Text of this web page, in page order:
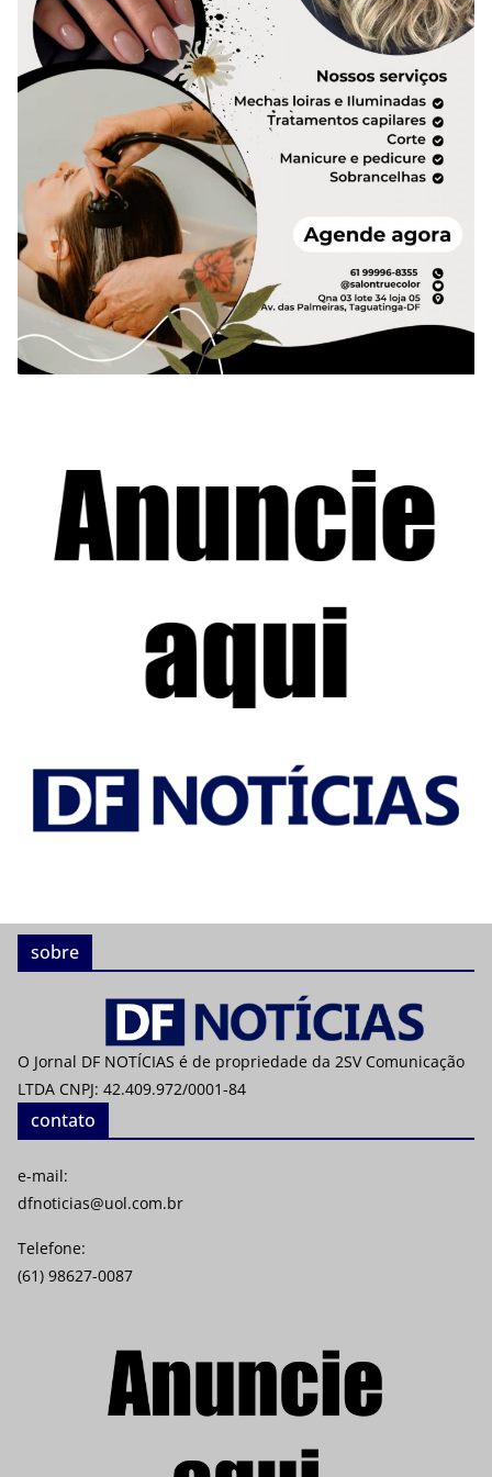
sobre
O Jornal DF NOTÍCIAS é de propriedade da 2SV Comunicação
LTDA CNPJ: 42.409.972/0001-84
contato
e-mail:
dfnoticias@uol.com.br
Telefone:
(61) 98627-0087